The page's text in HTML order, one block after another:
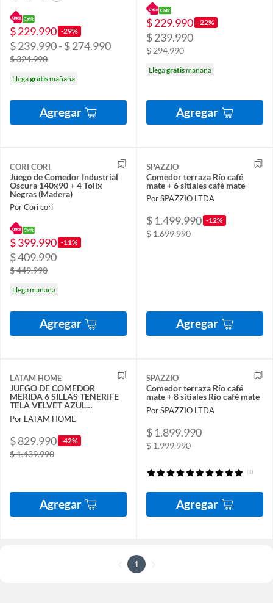
$ 229.990 -29%
$ 239.990 - $ 274.990
$ 324.990
Llegagratismañana
Agregar
$ 229.990 -22%
$ 239.990
$ 294.990
Llegagratismañana
Agregar
CORI CORI
Juego de Comedor Industrial
Oscura 140x90 + 4 Tolix
Negras (Madera)
Por Cori cori
$ 399.990 -11%
$ 409.990
$ 449.990
Llega mañana
Agregar
SPAZZIO
Comedor terraza Río café
mate + 6 sitiales café mate
Por SPAZZIO LTDA
$ 1.499.990 -12%
$ 1.699.990
Agregar
LATAM HOME
JUEGO DE COMEDOR
MERIDA 6 SILLAS TENERIFE
TELA VELVET AZUL
PETROLEO
Por LATAM HOME
$ 829.990 -42%
$ 1.439.990
Agregar
SPAZZIO
Comedor terraza Río café
mate + 8 sitiales Río café mate
Por SPAZZIO LTDA
$ 1.899.990
$ 1.999.990
(1)
Agregar
1